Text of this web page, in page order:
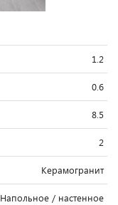
1.2
0.6
8.5
2
Керамогранит
Напольное / настенное